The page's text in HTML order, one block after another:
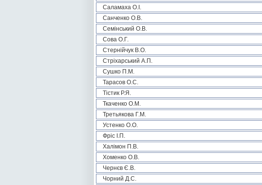
Саламаха О.І.
Санченко О.В.
Семінський О.В.
Сова О.Г.
Стернійчук В.О.
Стріхарський А.П.
Сушко П.М.
Тарасов О.С.
Тістик Р.Я.
Ткаченко О.М.
Третьякова Г.М.
Устенко О.О.
Фріс І.П.
Халімон П.В.
Хоменко О.В.
Чернєв Є.В.
Чорний Д.С.